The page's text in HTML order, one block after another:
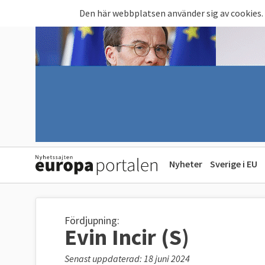
Den här webbplatsen använder sig av cookies.
Nyheter Sverige i EU
Fördjupning:
Evin Incir (S)
Senast uppdaterad: 18 juni 2024